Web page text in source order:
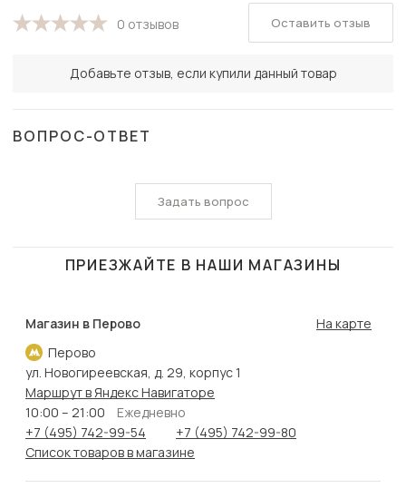
0 отзывов
Добавьте отзыв, если купили данный товар
Оставить отзыв
ВОПРОС-ОТВЕТ
Задать вопрос
ПРИЕЗЖАЙТЕ В НАШИ МАГАЗИНЫ
Магазин в Перово
Перово
На карте
ул. Новогиреевская, д. 29, корпус 1
Маршрут в Яндекс Навигаторе
10:00 – 21:00
Ежедневно
+7 (495) 742-99-54
+7 (495) 742-99-80
Список товаров в магазине